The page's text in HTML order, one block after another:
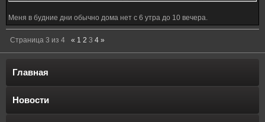
Меня в будние дни обычно дома нет с 6 утра до 10 вечера.
Страница 3 из 4 « 1 2 3 4 »
Главная
Новости